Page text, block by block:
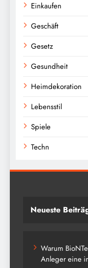
Einkaufen
Geschäft
Gesetz
Gesundheit
Heimdekoration
Lebensstil
Spiele
Techn
Neueste
Warum
Anleger eine